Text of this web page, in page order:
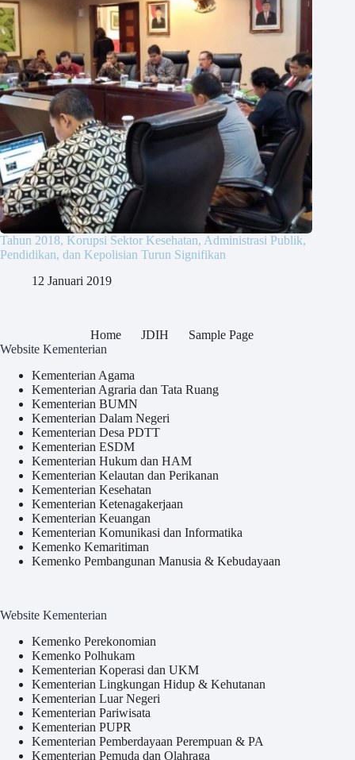
Tahun 2018, Korupsi Sektor Kesehatan, Administrasi Publik,
Pendidikan, dan Kepolisian Turun Signifikan
12 Januari 2019
Home JDIH
Sample Page
Website Kementerian
Kementerian Agama
Kementerian Agraria dan Tata Ruang
Kementerian BUMN
Kementerian Dalam Negeri
Kementerian Desa PDTT
Kementerian ESDM
Kementerian Hukum dan HAM
Kementerian Kelautan dan Perikanan
Kementerian Kesehatan
Kementerian Ketenagakerjaan
Kementerian Keuangan
Kementerian Komunikasi dan Informatika
Kemenko Kemaritiman
Kemenko Pembangunan Manusia & Kebudayaan
Website Kementerian
Kemenko Perekonomian
Kemenko Polhukam
Kementerian Koperasi dan UKM
Kementerian Lingkungan Hidup & Kehutanan
Kementerian Luar Negeri
Kementerian Pariwisata
Kementerian PUPR
Kementerian Pemberdayaan Perempuan & PA
Kementerian Pemuda dan Olahraga